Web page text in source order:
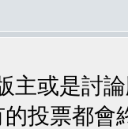
主或是討
投票都